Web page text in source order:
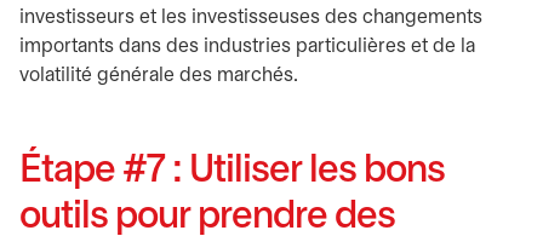
investisseurs et les investisseuses des changements
importants dans des industries particulières et de la
volatilité générale des marchés.
Étape #7 : Utiliser les bons
outils pour prendre des